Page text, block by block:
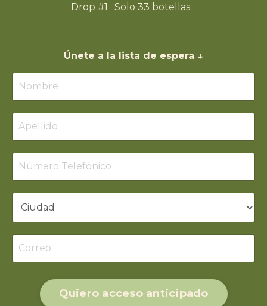
Drop #1 · Solo 33 botellas.
Únete a la lista de espera ↓
Quiero acceso anticipado